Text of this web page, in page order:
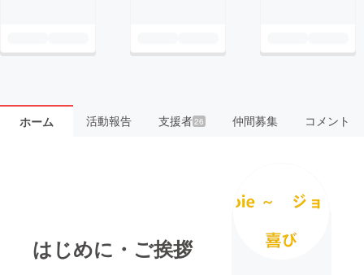
ホーム 活動報告 支援者 26 仲間募集 コメント
はじめに・ご挨拶